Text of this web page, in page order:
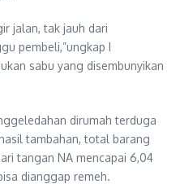
jalan, tak jauh dari
pembeli,”ungkap I
sabu yang disembunyikan
dirumah terduga
tambahan, total barang
tangan NA mencapai 6,04
dianggap remeh.